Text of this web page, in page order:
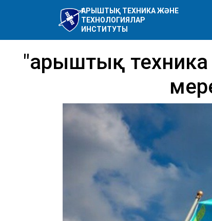
ҒАРЫШТЫҚ ТЕХНИКА ЖӘНЕ
ТЕХНОЛОГИЯЛАР
ИНСТИТУТЫ
"Ғарыштық